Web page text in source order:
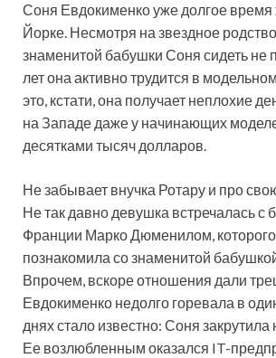
Соня Евдокименко уже долгое
Йорке. Несмотря на звездное
знаменитой бабушки Соня сидеть не
лет она активно трудится в
это, кстати, она получает неплохие
на Западе даже у начинающих
десятками тысяч долларов.
Не забывает внучка Ротару и про
Не так давно девушка встречалась с
Франции Марко Дюменилом,
познакомила со знаменитой
Впрочем, вскоре отношения дали
Евдокименко недолго горевала в
днях стало известно: Соня
Ее возлюбленным оказался IT-